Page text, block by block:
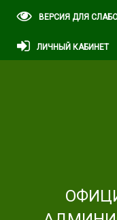
ВЕРСИЯ ДЛЯ
ЛИЧНЫЙ КАБИНЕТ